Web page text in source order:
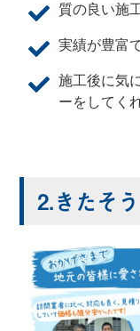
質の良い施
実績が豊富
施工後に気
ーをしてく
2.きたそう